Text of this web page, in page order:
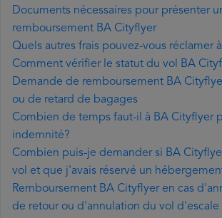
Documents nécessaires pour présenter
remboursement BA Cityflyer
Quels autres frais pouvez-vous réclamer
Comment vérifier le statut du vol BA
Demande de remboursement BA
ou de retard de bagages
Combien de temps faut-il à BA Cityflyer
indemnité?
Combien puis-je demander si BA
vol et que j'avais réservé un
Remboursement BA Cityflyer en cas
de retour ou d'annulation du vol d'escale